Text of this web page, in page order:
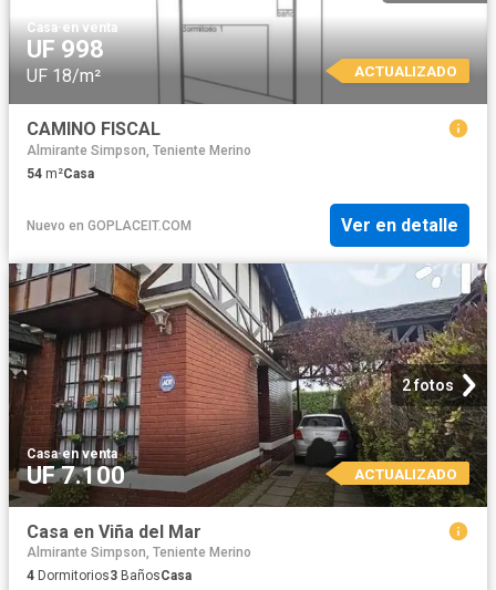
Casa ·en venta
UF 998
UF 18/m² ACTUALIZADO
CAMINO FISCAL
Almirante Simpson, Teniente Merino
54 m²Casa
Nuevo en GOPLACEIT.COM Ver en detalle
2 fotos
Casa·en venta
UF 7.100 ACTUALIZADO
Casa en Viña del Mar
Almirante Simpson, Teniente Merino
4 Dormitorios3 BañosCasa